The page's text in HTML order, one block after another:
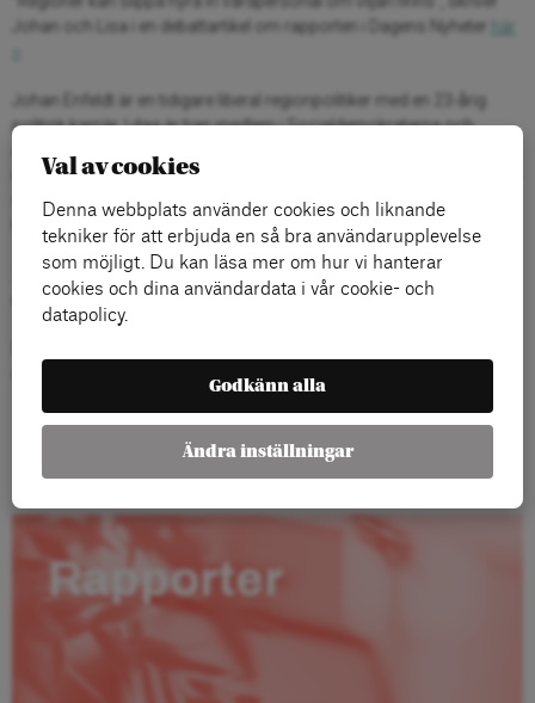
Johan och Lisa i en debattartikel om rapporten i Dagens Nyheter
här
Johan Enfeldt är en tidigare liberal regionpolitiker med en 23-årig
politisk karriär. I dag är han medlem i Socialdemokraterna och
och demokrati. Johan Enfeldt har suttit som ledamot i Vårdstyrelsen
samt som ersättare i Hälso- och sjukvårdsstyrelsen i Region
Uppsala.
10 samtal klockan 10 är en serie korta samtal där vi pratar med
experter om aktuella samhällsfrågor.
också gå att se i efterhand på arenaide.se/video
Rapporter
Val av cookies
Denna webbplats använder cookies och liknande
tekniker för att erbjuda en så bra användarupplevelse
som möjligt. Du kan läsa mer om hur vi hanterar
cookies och dina användardata i vår cookie- och
datapolicy.
Godkänn alla
Ändra inställningar